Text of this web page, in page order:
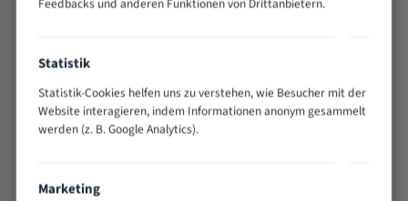
Vielseitiges Bandsägeblatt für verschiedenste
Widerstandsfähig gegen Zahnbruch auch bei
wechselnde Verbindungslängen)
Sehr geringe Vibration
Technische Beschreibung:
Feedbacks und anderen Funktionen von Drittanbietern.
Statistik
Statistik-Cookies helfen uns zu verstehen, wie Besucher mit der
Website interagieren, indem Informationen anonym gesammelt
werden (z. B. Google Analytics).
Marketing